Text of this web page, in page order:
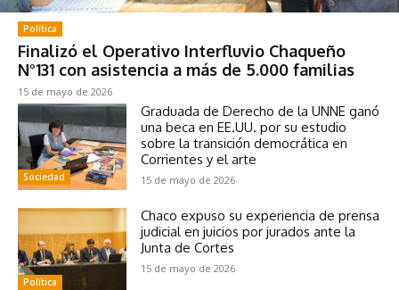
Política
Finalizó el Operativo Interfluvio Chaqueño
N°131 con asistencia a más de 5.000 familias
15 de mayo de 2026
Sociedad
Graduada de Derecho de la UNNE ganó
una beca en EE.UU. por su estudio
sobre la transición democrática en
Corrientes y el arte
15 de mayo de 2026
Política
Chaco expuso su experiencia de prensa
judicial en juicios por jurados ante la
Junta de Cortes
15 de mayo de 2026